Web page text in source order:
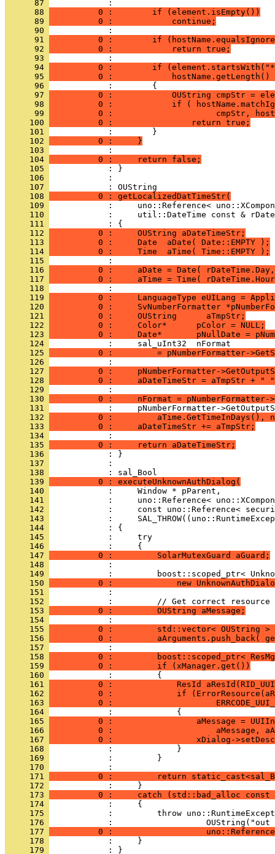
      87
      88
          0 :        if (element.isEmpty())
      89
          0 :            continue;
      90
      91
0 :        if
      92
          0 :            return true;
      93
      94
0 :        if
      95
0 :            hostName.getLength()
      96
      97
0 :            OUString cmpStr =
      98
0 :            if (
      99
0 :                     cmpStr,
     100
          0 :                return true;
     101
     102
          0 :     }
     103
     104
          0 :     return false;
     105
     106
            :
     107
     108
          0 : getLocalizedDatTimeStr(
     109
     110
     111
     112
          0 :     OUString aDateTimeStr;
     113
          0 :     Date  aDate( Date::EMPTY );
     114
          0 :     Time  aTime( Time::EMPTY );
     115
     116
0 :     aDate = Date(
     117
0 :     aTime = Time(
     118
     119
0 :     LanguageType eUILang =
     120
0 :     SvNumberFormatter
     121
          0 :     OUString      aTmpStr;
     122
          0 :     Color*      pColor = NULL;
     123
0 :     Date*       pNullDate =
     124
     125
0 :         = pNumberFormatter-
     126
     127
0 :     pNumberFormatter-
     128
0 :     aDateTimeStr = aTmpStr + "
     129
     130
0 :     nFormat =
     131
     132
0 :         aTime.GetTimeInDays(),
     133
          0 :     aDateTimeStr += aTmpStr;
     134
     135
          0 :     return aDateTimeStr;
     136
     137
            :
     138
     139
          0 : executeUnknownAuthDialog(
     140
     141
     142
     143
     144
     145
     146
     147
          0 :         SolarMutexGuard aGuard;
     148
     149
     150
0 :             new
     151
     152
     153
          0 :         OUString aMessage;
     154
     155
0 :         std::vector< OUString >
     156
0 :         aArguments.push_back(
     157
     158
0 :         boost::scoped_ptr<
     159
          0 :         if (xManager.get())
     160
     161
0 :             ResId
     162
0 :             if
     163
0 :
     164
     165
0 :                 aMessage =
     166
0 :                     aMessage,
     167
0 :                 xDialog-
     168
     169
     170
     171
0 :         return
     172
     173
0 :     catch (std::bad_alloc const
     174
     175
     176
     177
0 :
     178
     179